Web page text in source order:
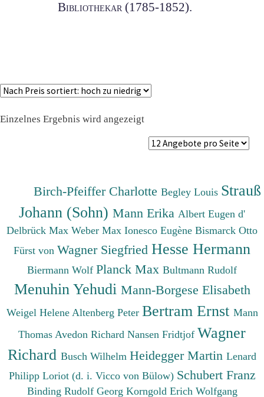
Bibliothekar (1785-1852).
Einzelnes Ergebnis wird angezeigt
Birch-Pfeiffer CharlotteBegley Louis Strauß
Johann (Sohn) Mann Erika Albert Eugen d'
Delbrück Max Weber Max Ionesco Eugène Bismarck Otto
Fürst von Wagner Siegfried Hesse Hermann
Biermann Wolf Planck Max Bultmann Rudolf
Menuhin Yehudi Mann-Borgese Elisabeth
Weigel Helene Altenberg Peter Bertram Ernst Mann
Thomas Avedon Richard Nansen Fridtjof Wagner
Richard Busch Wilhelm Heidegger Martin Lenard
Philipp Loriot (d. i. Vicco von Bülow) Schubert Franz
Binding Rudolf Georg Korngold Erich Wolfgang